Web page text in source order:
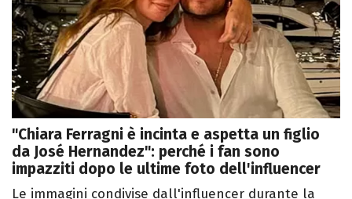
"Chiara Ferragni è incinta e aspetta un figlio
da José Hernandez": perché i fan sono
impazziti dopo le ultime foto dell'influencer
Le immagini condivise dall'influencer durante la